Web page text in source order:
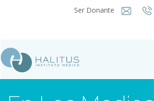
Ser Donante